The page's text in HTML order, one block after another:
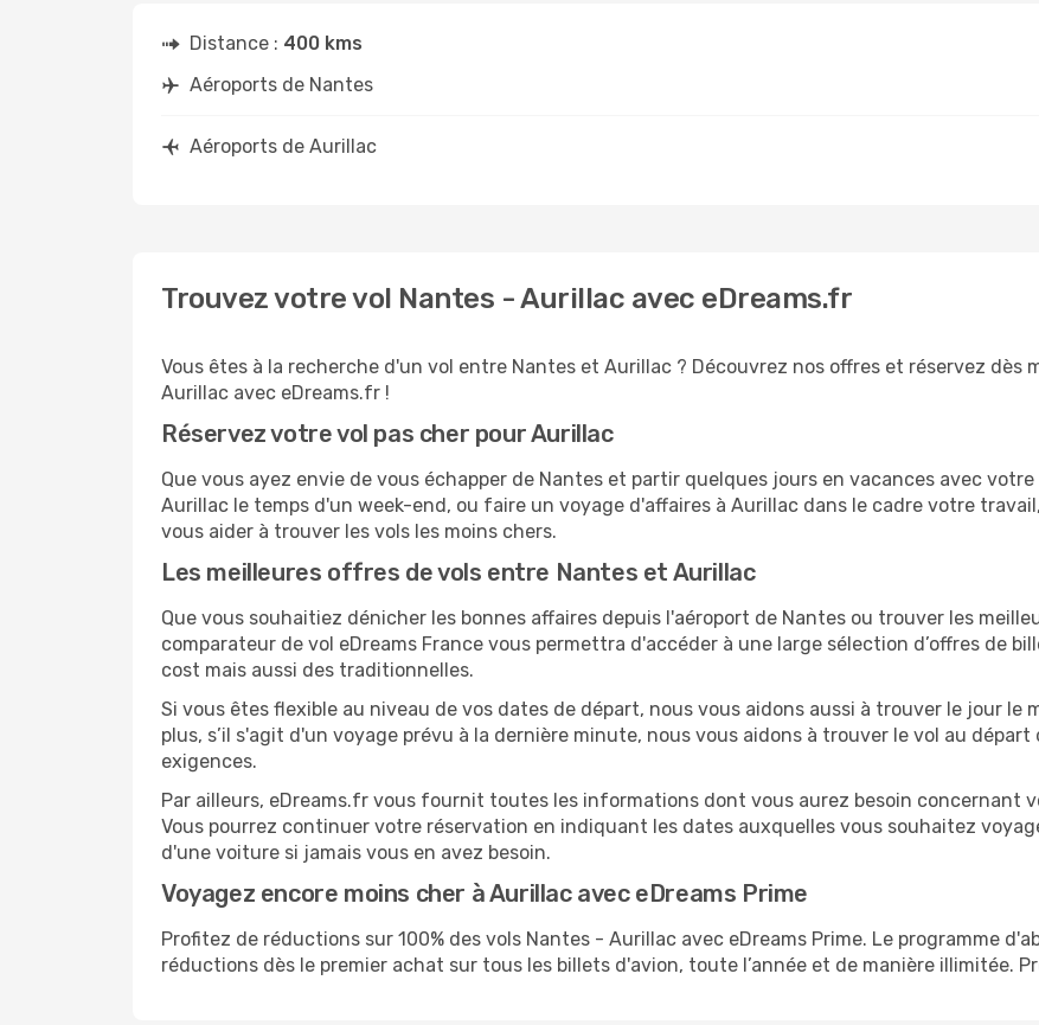
Distance : 400 kms
Aéroports de Nantes
Aéroports de Aurillac
Trouvez votre vol Nantes - Aurillac avec eDreams.fr
Vous êtes à la recherche d'un vol entre Nantes et Aurillac ? Découvrez nos offres et réservez
Aurillac avec eDreams.fr !
Réservez votre vol pas cher pour Aurillac
Que vous ayez envie de vous échapper de Nantes et partir quelques jours en vacances avec
Aurillac le temps d'un week-end, ou faire un voyage d'affaires à Aurillac dans le cadre votre
vous aider à trouver les vols les moins chers.
Les meilleures offres de vols entre Nantes et Aurillac
Que vous souhaitiez dénicher les bonnes affaires depuis l'aéroport de Nantes ou trouver les
comparateur de vol eDreams France vous permettra d'accéder à une large sélection d’offres de
cost mais aussi des traditionnelles.
Si vous êtes flexible au niveau de vos dates de départ, nous vous aidons aussi à trouver le jour le
plus, s’il s'agit d'un voyage prévu à la dernière minute, nous vous aidons à trouver le vol au départ
exigences.
Par ailleurs, eDreams.fr vous fournit toutes les informations dont vous aurez besoin concernant
Vous pourrez continuer votre réservation en indiquant les dates auxquelles vous souhaitez
d'une voiture si jamais vous en avez besoin.
Voyagez encore moins cher à Aurillac avec eDreams Prime
Profitez de réductions sur 100% des vols Nantes - Aurillac avec eDreams Prime. Le programme
réductions dès le premier achat sur tous les billets d'avion, toute l’année et de manière illimitée.